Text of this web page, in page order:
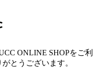
ONLINE SHOPをご利
とうございます。